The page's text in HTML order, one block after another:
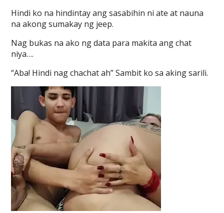
Hindi ko na hindintay ang sasabihin ni ate at nauna
na akong sumakay ng jeep.
Nag bukas na ako ng data para makita ang chat
niya….
“Aba! Hindi nag chachat ah” Sambit ko sa aking sarili.